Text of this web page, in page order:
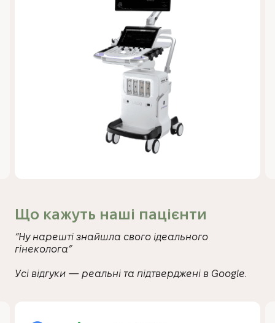
Що кажуть наші пацієнти
“Ну нарешті знайшла свого ідеального
гінеколога”
Усі відгуки — реальні та підтверджені в Google.